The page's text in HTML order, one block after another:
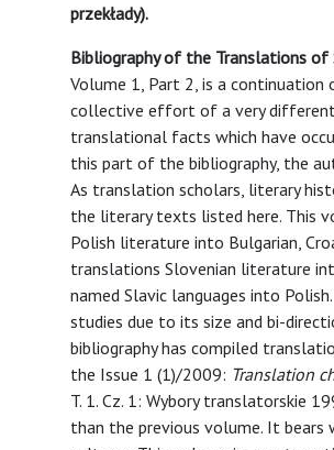
przekłady).
Bibliography of the Translations
Volume 1, Part 2, is a continuation
collective effort of a very
translational facts which have
this part of the bibliography, the
As translation scholars, literary
the literary texts listed here. This
Polish literature into Bulgarian,
translations Slovenian literature
named Slavic languages into
studies due to its size and bi-
bibliography has compiled
the Issue 1 (1)/2009: Translation
T. 1. Cz. 1: Wybory translatorskie
than the previous volume. It